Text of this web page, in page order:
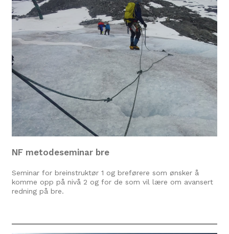
NF metodeseminar bre
Seminar for breinstruktør 1 og breførere som ønsker å
komme opp på nivå 2 og for de som vil lære om avansert
redning på bre.